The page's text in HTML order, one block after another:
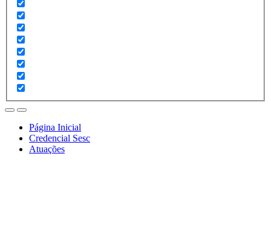
Página Inicial
Credencial Sesc
Atuações